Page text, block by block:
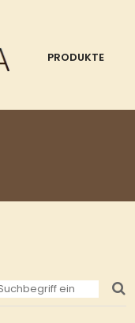
PRODUKTE